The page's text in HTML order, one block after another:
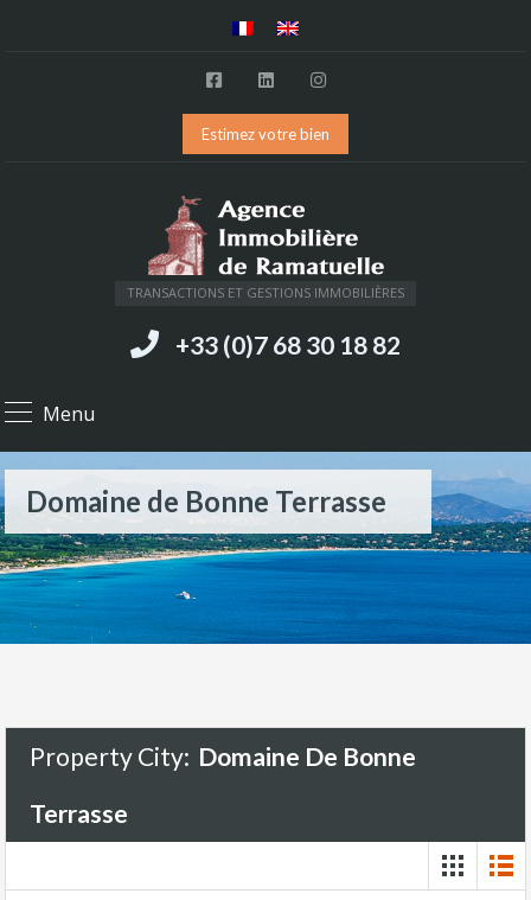
Estimez votre bien
TRANSACTIONS ET GESTIONS IMMOBILIÈRES
+33 (0)7 68 30 18 82
Menu
Domaine de Bonne Terrasse
Property City: Domaine De Bonne
Terrasse